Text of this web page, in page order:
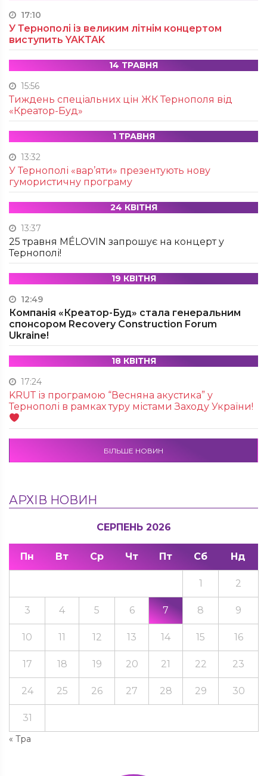
17:10
У Тернополі із великим літнім концертом
виступить YAKTAK
14 ТРАВНЯ
15:56
Тиждень спеціальних цін ЖК Тернополя від
«Креатор-Буд»
1 ТРАВНЯ
13:32
У Тернополі «вар’яти» презентують нову
гумористичну програму
24 КВІТНЯ
13:37
25 травня MÉLOVIN запрошує на концерт у
Тернополі!
19 КВІТНЯ
12:49
Компанія «Креатор-Буд» стала генеральним
спонсором Recovery Construction Forum
Ukraine!
18 КВІТНЯ
17:24
KRUТ із програмою “Весняна акустика” у
Тернополі в рамках туру містами Заходу України!
БІЛЬШЕ НОВИН
АРХІВ НОВИН
СЕРПЕНЬ 2026
Пн Вт Ср Чт Пт Сб Нд
« Тра
1 2
3 4 5 6 7 8 9
10 11 12 13 14 15 16
17 18 19 20 21 22 23
24 25 26 27 28 29 30
31